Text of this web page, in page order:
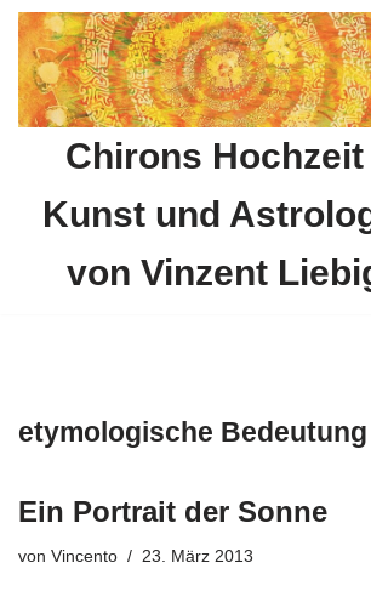
Zum
Inhalt
springen
Chirons Hochzeit
Kunst und
von Vinzent
etymologische
Ein Portrait der Sonne
von Vincento 23. März 2013